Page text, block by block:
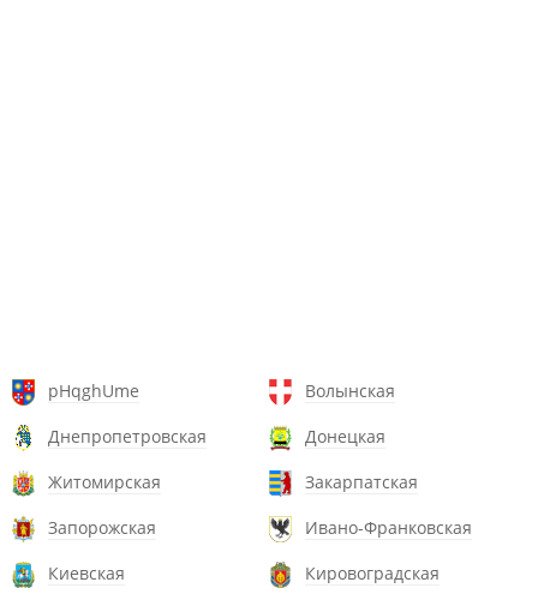
pHqghUme
Волынская
Днепропетровская
Донецкая
Житомирская
Закарпатская
Запорожская
Ивано-Франковская
Киевская
Кировоградская